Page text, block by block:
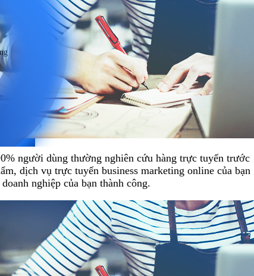
người dùng thường nghiên cứu hàng trực tuyến trước
dịch vụ trực tuyến business marketing online của bạn
nghiệp của bạn thành công.